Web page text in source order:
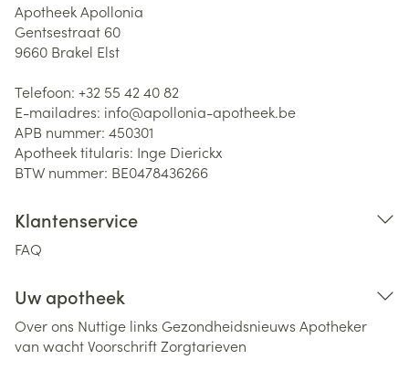
Apotheek Apollonia
Gentsestraat 60
9660 Brakel Elst
Telefoon: +32 55 42 40 82
E-mailadres: info@apollonia-apotheek.be
APB nummer: 450301
Apotheek titularis: Inge Dierickx
BTW nummer: BE0478436266
Klantenservice
FAQ
Uw apotheek
Over ons Nuttige links Gezondheidsnieuws Apotheker
van wachtVoorschriftZorgtarieven